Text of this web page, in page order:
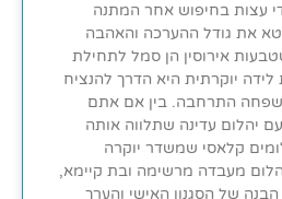
עצות בחיפוש אחר המתנה
את גודל ההערכה והאהבה
אירוסין הן סמל לתחילת
יוקרתית היא הדרך להנציח
התרחבה. בין אם אתם
יהלום עדינה שתלווה אותה
קלאסי שמשדר יוקרה
מעבדה מרשימה ובת קיימא,
של הסגנון האישי והערך